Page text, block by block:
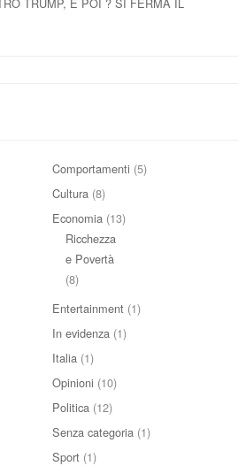
Comportamenti (5)
Cultura (8)
Economia (13)
Ricchezza
e Povertà
(8)
Entertainment (1)
In evidenza (1)
Italia (1)
Opinioni (10)
Politica (12)
Senza categoria (1)
Sport (1)